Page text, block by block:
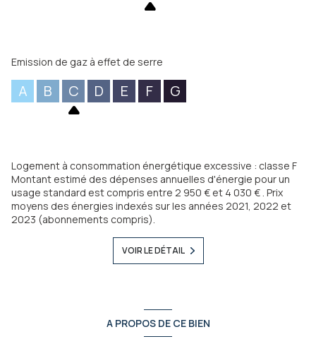
Emission de gaz à effet de serre
A B C D E F G
Logement à consommation énergétique excessive : classe F
Montant estimé des dépenses annuelles d'énergie pour un
usage standard est compris entre 2 950 € et 4 030 € . Prix
moyens des énergies indexés sur les années 2021, 2022 et
2023 (abonnements compris).
VOIR LE DÉTAIL
A PROPOS DE CE BIEN